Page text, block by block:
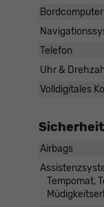
Bordcomputer
Telefon
Uhr &
Volldigitales
Airbags
Tempomat,